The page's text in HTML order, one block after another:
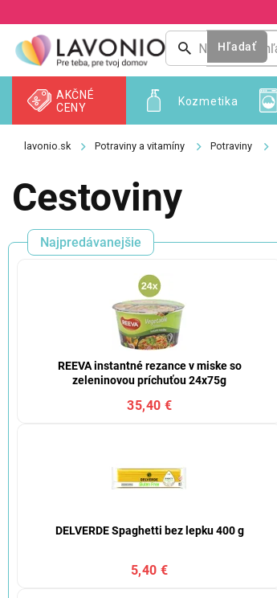
na
obsah
Hľadať
Kozmetika
AKČNÉ
CENY
Potraviny a vitamíny Potraviny
Cestoviny
Najpredávanejšie
REEVA instantné rezance v miske so
zeleninovou príchuťou 24x75g
35,40 €
DELVERDE Spaghetti bez lepku 400 g
5,40 €